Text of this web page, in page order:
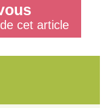
cet article